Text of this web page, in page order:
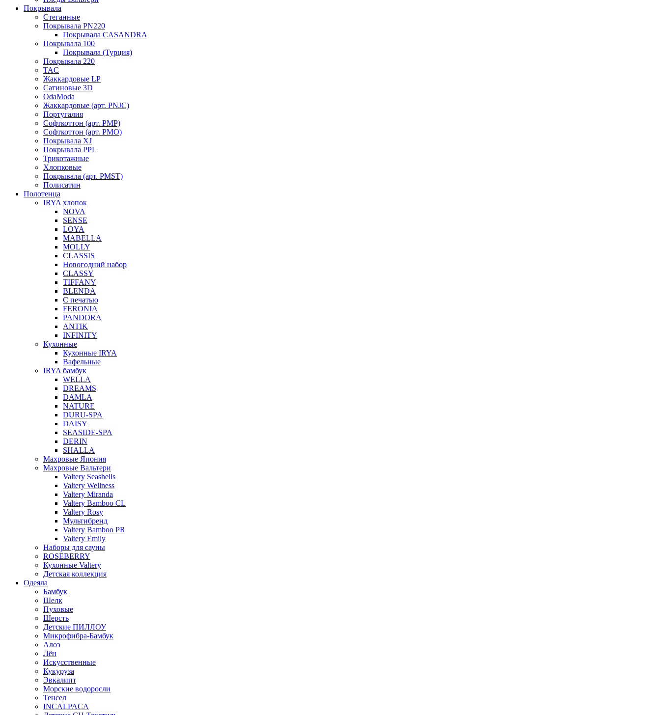
Покрывала
Стеганные
Покрывала PN220
Покрывала CASANDRA
Покрывала 100
Покрывала (Турция)
Покрывала 220
TAC
Жаккардовые LP
Сатиновые 3D
OdaModa
Жаккардовые (арт. PNJC)
Португалия
Софткоттон (арт. PMP)
Софткоттон (арт. PMO)
Покрывала XJ
Покрывала PPL
Трикотажные
Хлопковые
Покрывала (арт. PMST)
Полисатин
Полотенца
IRYA хлопок
NOVA
SENSE
LOYA
MABELLA
MOLLY
CLASSIS
Новогодний набор
CLASSY
TIFFANY
BLENDA
С печатью
FERONIA
PANDORA
ANTIK
INFINITY
Кухонные
Кухонные IRYA
Вафельные
IRYA бамбук
WELLA
DREAMS
DAMLA
NATURE
DURU-SPA
DAISY
SEASIDE-SPA
DERIN
SHALLA
Махровые Япония
Махровые Вальтери
Valtery Seashells
Valtery Wellness
Valtery Miranda
Valtery Bamboo CL
Valtery Rosy
Мультибренд
Valtery Bamboo PR
Valtery Emily
Наборы для сауны
ROSEBERRY
Кухонные Valtery
Детская коллекция
Одеяла
Бамбук
Шелк
Пуховые
Шерсть
Детские ПИЛЛОУ
Микрофибра-Бамбук
Алоэ
Лён
Искусственные
Кукуруза
Эвкалипт
Морские водоросли
Тенсел
INCALPACA